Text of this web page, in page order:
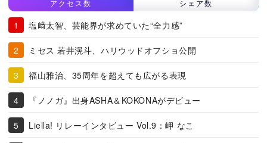
アクセス数 シェア数
塩﨑太智、芸能界が求めていた“全力感”
ミセス 若井滉斗、ハリウッドオフショ公開
福山雅治、35周年を超えても広がる表現
『ノノガ』出身ASHA＆KOKONAがデビュー
Liella! リレーインタビュー Vol.9：岬 なこ